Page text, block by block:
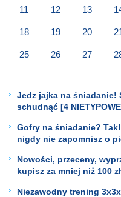
11 12 13
18 19 20
25 26 27
Jedz jajka na śniadanie!
schudnąć [4
Gofry na śniadanie?
nigdy nie zapomnisz o
Nowości, przeceny,
kupisz za mniej niż 100
Niezawodny trening